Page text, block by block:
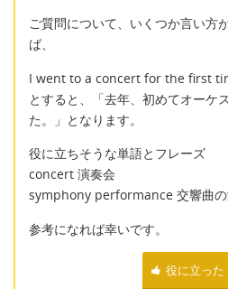
ご質問について、いくつか言い方
ば、
I went to a concert for the first
とすると、「去年、初めてオーケ
た。」となります。
役に立ちそうな単語とフレーズ
concert 演奏会
symphony performance 交響曲
参考になれば幸いです。
役に立った